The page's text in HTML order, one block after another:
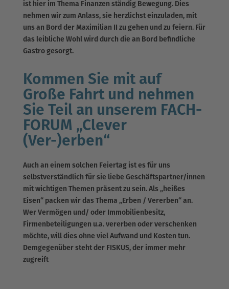
ist hier im Thema Finanzen ständig Bewegung. Dies
nehmen wir zum Anlass, sie herzlichst einzuladen, mit
uns an Bord der Maximilian II zu gehen und zu feiern. Für
das leibliche Wohl wird durch die an Bord befindliche
Gastro gesorgt.
Kommen Sie mit auf
Große Fahrt und nehmen
Sie Teil an unserem FACH-
FORUM „Clever
(Ver-)erben“
Auch an einem solchen Feiertag ist es für uns
selbstverständlich für sie liebe Geschäftspartner/innen
mit wichtigen Themen präsent zu sein. Als „heißes
Eisen“ packen wir das Thema „Erben / Vererben“ an.
Wer Vermögen und/ oder Immobilienbesitz,
Firmenbeteiligungen u.a. vererben oder verschenken
möchte, will dies ohne viel Aufwand und Kosten tun.
Demgegenüber steht der FISKUS, der immer mehr
zugreift